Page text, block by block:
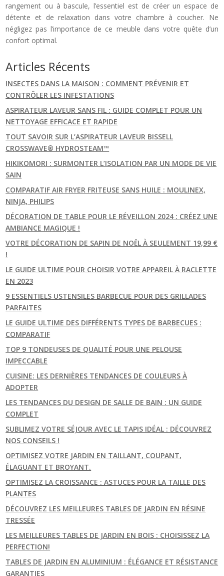
rangement ou à bascule, l’essentiel est de créer un espace de
détente et de relaxation dans votre chambre à coucher. Ne
négligez pas l’importance de ce meuble dans votre quête d’un
confort optimal.
Articles Récents
INSECTES DANS LA MAISON : COMMENT PRÉVENIR ET
CONTRÔLER LES INFESTATIONS
ASPIRATEUR LAVEUR SANS FIL : GUIDE COMPLET POUR UN
NETTOYAGE EFFICACE ET RAPIDE
TOUT SAVOIR SUR L’ASPIRATEUR LAVEUR BISSELL
CROSSWAVE® HYDROSTEAM™
HIKIKOMORI : SURMONTER L’ISOLATION PAR UN MODE DE VIE
SAIN
COMPARATIF AIR FRYER FRITEUSE SANS HUILE : MOULINEX,
NINJA, PHILIPS
DÉCORATION DE TABLE POUR LE RÉVEILLON 2024 : CRÉEZ UNE
AMBIANCE MAGIQUE !
VOTRE DÉCORATION DE SAPIN DE NOËL À SEULEMENT 19,99 €
!
LE GUIDE ULTIME POUR CHOISIR VOTRE APPAREIL À RACLETTE
EN 2023
9 ESSENTIELS USTENSILES BARBECUE POUR DES GRILLADES
PARFAITES
LE GUIDE ULTIME DES DIFFÉRENTS TYPES DE BARBECUES :
COMPARATIF
TOP 9 TONDEUSES DE QUALITÉ POUR UNE PELOUSE
IMPECCABLE
CUISINE: LES DERNIÈRES TENDANCES DE COULEURS À
ADOPTER
LES TENDANCES DU DESIGN DE SALLE DE BAIN : UN GUIDE
COMPLET
SUBLIMEZ VOTRE SÉJOUR AVEC LE TAPIS IDÉAL : DÉCOUVREZ
NOS CONSEILS !
OPTIMISEZ VOTRE JARDIN EN TAILLANT, COUPANT,
ÉLAGUANT ET BROYANT.
OPTIMISEZ LA CROISSANCE : ASTUCES POUR LA TAILLE DES
PLANTES
DÉCOUVREZ LES MEILLEURES TABLES DE JARDIN EN RÉSINE
TRESSÉE
LES MEILLEURES TABLES DE JARDIN EN BOIS : CHOISISSEZ LA
PERFECTION!
TABLES DE JARDIN EN ALUMINIUM : ÉLÉGANCE ET RÉSISTANCE
GARANTIES